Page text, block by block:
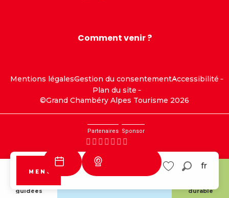
Visites
guidées
Savoie Grand Aillons
durable
MENU
fr
Comment venir ?
Mentions légalesGestion du consentementAccessibilité
Plan du site
©Grand Chambéry Alpes Tourisme 2026
Partenaires Sponsor